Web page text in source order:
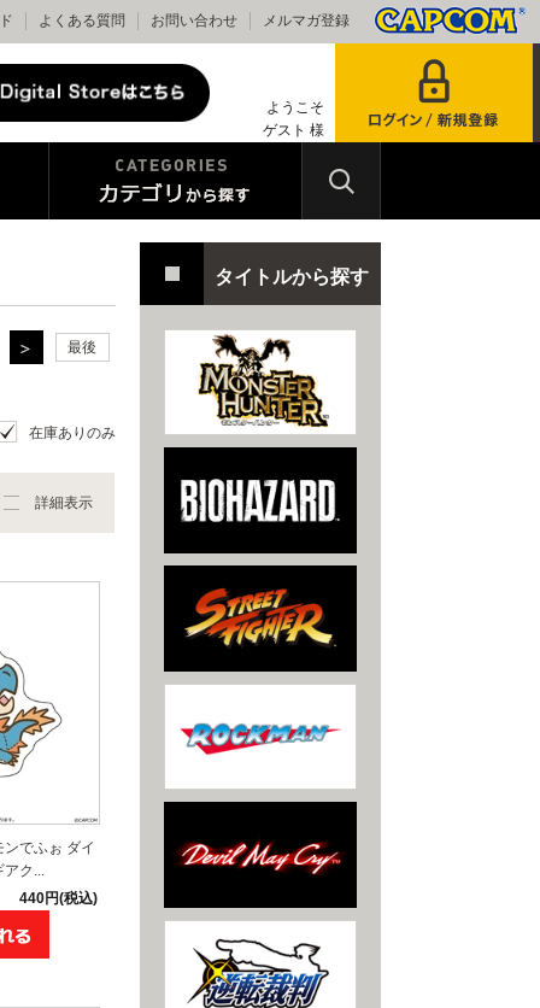
よくある質問 お問い合わせ メルマガ登録
ようこそ
ゲスト 様
最後
在庫ありのみ
詳細表示
でふぉ ダイ
アク...
440円(税込)
タイトルから探す